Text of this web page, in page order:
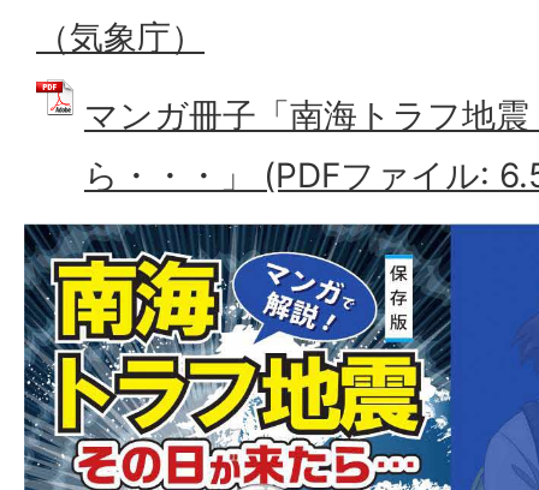
（気象庁）
マンガ冊子「南海トラフ地
ら・・・」 (PDFファイル: